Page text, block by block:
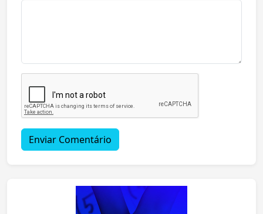
Enviar Comentário